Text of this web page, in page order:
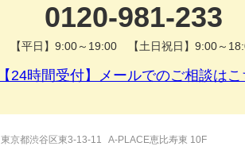
0120-981-233
【平日】9:00～19:00 【土日祝日】9:00～
【24時間受付】メールでのご相談は
東京都渋谷区東3-13-11 A-PLACE恵比寿東 10F